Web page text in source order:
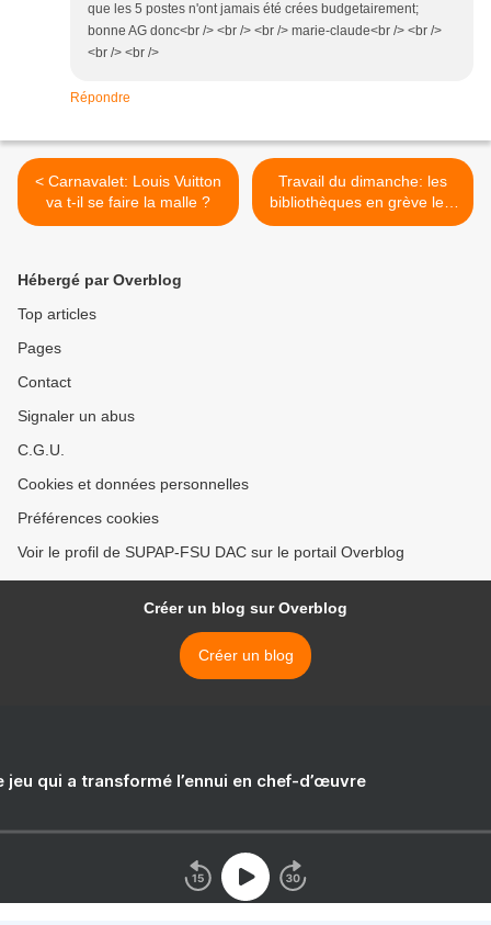
que les 5 postes n'ont jamais été crées budgetairement;
bonne AG donc<br /> <br /> <br /> marie-claude<br /> <br />
<br /> <br />
Répondre
< Carnavalet: Louis Vuitton
va t-il se faire la malle ?
Travail du dimanche: les
bibliothèques en grève le 5
septembre >
Hébergé par Overblog
Top articles
Pages
Contact
Signaler un abus
C.G.U.
Cookies et données personnelles
Préférences cookies
Voir le profil de SUPAP-FSU DAC sur le portail Overblog
Créer un blog sur Overblog
Créer un blog
jeu qui a transformé l’ennui en chef-d’œuvre